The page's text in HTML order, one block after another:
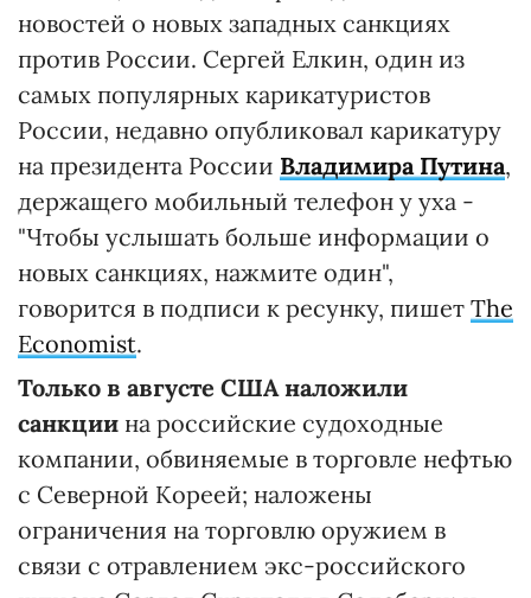
новостей о новых западных санкциях
против России. Сергей Елкин, один из
самых популярных карикатуристов
России, недавно опубликовал карикатуру
на президента России Владимира Путина,
держащего мобильный телефон у уха -
"Чтобы услышать больше информации о
новых санкциях, нажмите один",
говорится в подписи к ресунку, пишет The
Economist.
Только в августе США наложили
санкции на российские судоходные
компании, обвиняемые в торговле нефтью
с Северной Кореей; наложены
ограничения на торговлю оружием в
связи с отравлением экс-российского